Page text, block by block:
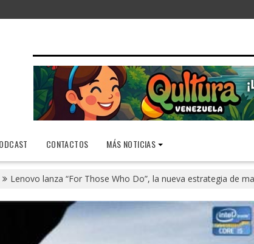
CONTACTOS MÁS NOTICIAS
Lenovo lanza “For Those Who Do”, la nueva estrategia de